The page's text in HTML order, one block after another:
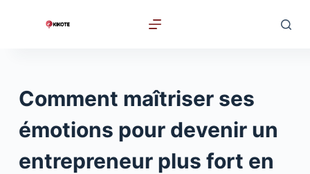
c
Comment maîtriser ses
émotions pour devenir un
entrepreneur plus fort en